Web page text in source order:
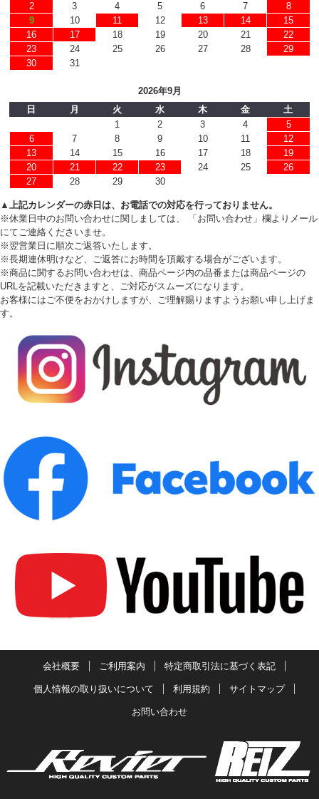
2
3 4 5 6 7
8
9
10 11 12 13 14
15
16
17 18 19 20 21
22
23
24 25 26 27 28
29
30
31
2026年9月
日
月 火 水 木 金
土
1
2 3 4
5
6
7 8 9 10 11
12
13
14 15 16 17 18
19
20
21 22 23 24 25
26
27
28 29 30
▲上記カレンダーの赤日は、お電話での対応を行っておりません。
※休業日中のお問い合わせに関しましては、 「お問い合わせ」欄よりメール
にてご連絡くださいませ。
※翌営業日に順次ご返答いたします。
※長期連休明けなど、ご返答にお時間を頂戴する場合がございます。
※商品に関するお問い合わせは、商品ページ内の品番または商品ページの
URLを記載いただきますと、ご対応がスムーズになります。
お客様にはご不便をおかけしますが、ご理解賜りますようお願い申し上げま
す。
会社概要 ご利用案内 特定商取引法に基づく表記
個人情報の取り扱いについて 利用規約 サイトマップ
お問い合わせ